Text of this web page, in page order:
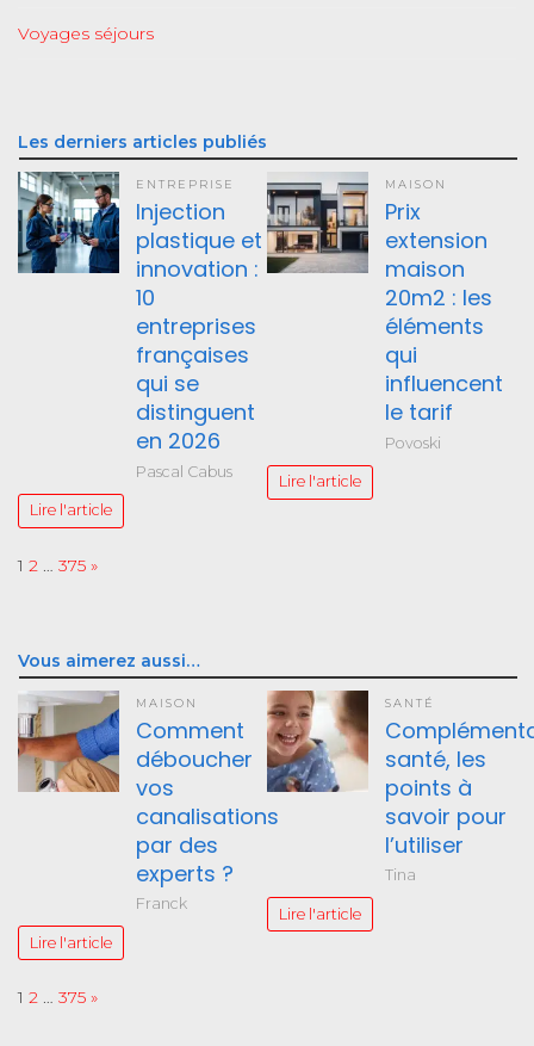
Voyages séjours
Les derniers articles publiés
ENTREPRISE
Injection
plastique et
innovation :
10
entreprises
françaises
qui se
distinguent
en 2026
Pascal Cabus
Lire l'article
MAISON
Prix
extension
maison
20m2 : les
éléments
qui
influencent
le tarif
Povoski
Lire l'article
Page:
1 2 … 375 Next
»
Vous aimerez aussi…
MAISON
Comment
déboucher
vos
canalisations
par des
experts ?
Franck
Lire l'article
SANTÉ
santé, les
points à
savoir pour
l’utiliser
Tina
Lire l'article
Page:
1 2 … 375 Next
»